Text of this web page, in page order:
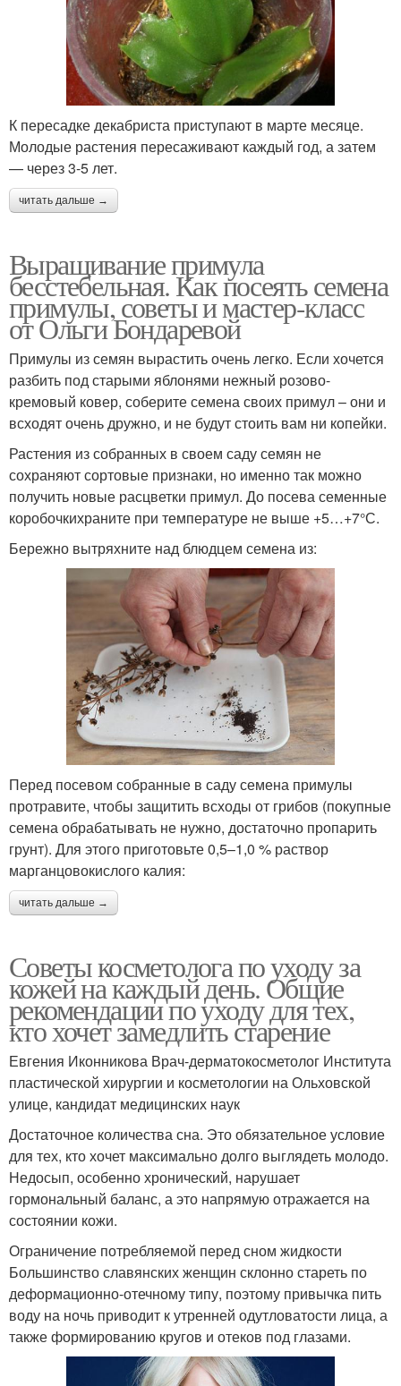
К пересадке декабриста приступают в марте месяце.
Молодые растения пересаживают каждый год, а затем
— через 3-5 лет.
читать дальше →
Выращивание примула
бесстебельная. Как посеять семена
примулы, советы и мастер-класс
от Ольги Бондаревой
Примулы из семян вырастить очень легко. Если хочется
разбить под старыми яблонями нежный розово-
кремовый ковер, соберите семена своих примул – они и
всходят очень дружно, и не будут стоить вам ни копейки.
Растения из собранных в своем саду семян не
сохраняют сортовые признаки, но именно так можно
получить новые расцветки примул. До посева семенные
коробочкихраните при температуре не выше +5…+7°С.
Бережно вытряхните над блюдцем семена из:
Перед посевом собранные в саду семена примулы
протравите, чтобы защитить всходы от грибов (покупные
семена обрабатывать не нужно, достаточно пропарить
грунт). Для этого приготовьте 0,5–1,0 % раствор
марганцовокислого калия:
читать дальше →
Советы косметолога по уходу за
кожей на каждый день. Общие
рекомендации по уходу для тех,
кто хочет замедлить старение
Евгения Иконникова Врач-дерматокосметолог Института
пластической хирургии и косметологии на Ольховской
улице, кандидат медицинских наук
Достаточное количества сна. Это обязательное условие
для тех, кто хочет максимально долго выглядеть молодо.
Недосып, особенно хронический, нарушает
гормональный баланс, а это напрямую отражается на
состоянии кожи.
Ограничение потребляемой перед сном жидкости
Большинство славянских женщин склонно стареть по
деформационно-отечному типу, поэтому привычка пить
воду на ночь приводит к утренней одутловатости лица, а
также формированию кругов и отеков под глазами.